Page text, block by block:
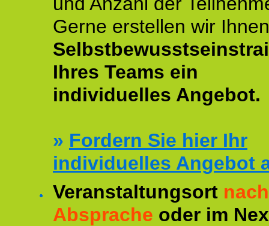
Gerne erstellen wir
Ihres Teams ein
individuelles Angebot.
» Fordern Sie hier Ihr
individuelles Angebot
Veranstaltungsort nach
Absprache oder im